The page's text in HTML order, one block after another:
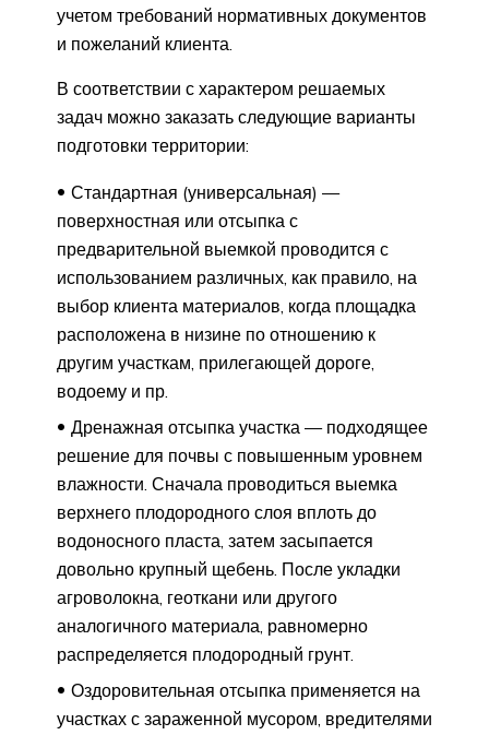
учетом требований нормативных документов
и пожеланий клиента.
В соответствии с характером решаемых
задач можно заказать следующие варианты
подготовки территории:
Стандартная (универсальная) —
поверхностная или отсыпка с
предварительной выемкой проводится с
использованием различных, как правило, на
выбор клиента материалов, когда площадка
расположена в низине по отношению к
другим участкам, прилегающей дороге,
водоему и пр.
Дренажная отсыпка участка — подходящее
решение для почвы с повышенным уровнем
влажности. Сначала проводиться выемка
верхнего плодородного слоя вплоть до
водоносного пласта, затем засыпается
довольно крупный щебень. После укладки
агроволокна, геоткани или другого
аналогичного материала, равномерно
распределяется плодородный грунт.
Оздоровительная отсыпка применяется на
участках с зараженной мусором, вредителями